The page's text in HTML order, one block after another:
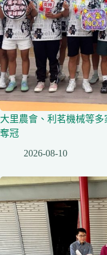
大里農會、利茗機械等
奪冠
2026-08-10